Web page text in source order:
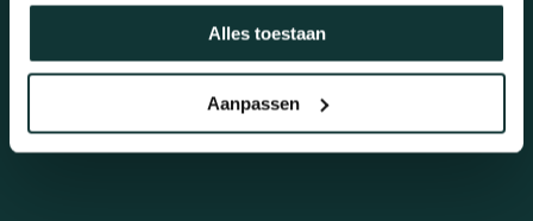
Alles toestaan
Aanpassen
Snel en gemakkelijk advies.
Maandag t/m vrijdag 09:00 – 17:00
Bel 088-1304888